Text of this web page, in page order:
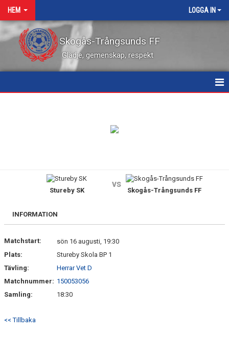
HEM LOGGA IN
Skogås-Trångsunds FF
Glädje, gemenskap, respekt
KONTAKT
FAQ
Stureby SK
vs
Skogås-Trångsunds FF
INFORMATION
Matchstart:
sön 16 augusti, 19:30
Plats:
Stureby Skola BP 1
Tävling:
Herrar Vet D
Matchnummer: 150053056
Samling:
18:30
<< Tillbaka